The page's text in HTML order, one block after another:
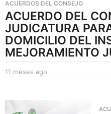
ACUERDOS DEL CONSEJO
ACUERDO DEL
JUDICATURA
DOMICILIO DEL
MEJORAMIENTO
11 meses ago